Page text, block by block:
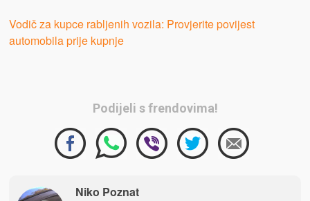
Vodič za kupce rabljenih vozila: Provjerite povijest
automobila prije kupnje
Podijeli s frendovima!
Niko Poznat